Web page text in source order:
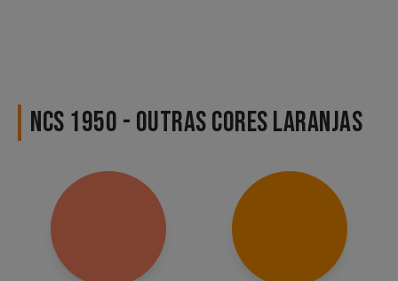
NCS 1950 - OUTRAS CORES LARANJAS